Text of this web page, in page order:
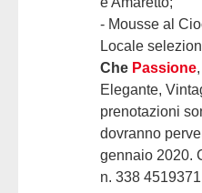
- Mousse al
Locale
Che Passione
Elegante,
prenotazioni
dovranno
gennaio 2020.
n. 338